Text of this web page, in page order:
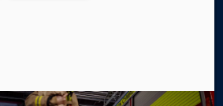
ac Achub Canolbarth a